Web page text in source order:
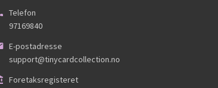
Telefon
97169840
E-postadresse
support@tinycardcollection.no
Foretaksregisteret